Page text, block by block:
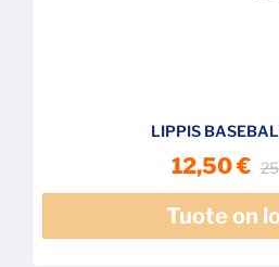
LIPPIS
12,50 €
Tuote on